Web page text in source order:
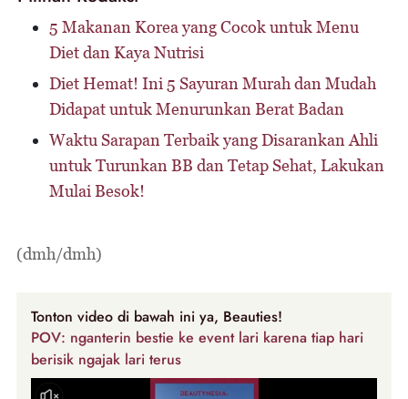
5 Makanan Korea yang Cocok untuk Menu
Diet dan Kaya Nutrisi
Diet Hemat! Ini 5 Sayuran Murah dan Mudah
Didapat untuk Menurunkan Berat Badan
Waktu Sarapan Terbaik yang Disarankan Ahli
untuk Turunkan BB dan Tetap Sehat, Lakukan
Mulai Besok!
(dmh/dmh)
Tonton video di bawah ini ya, Beauties!
POV: nganterin bestie ke event lari karena tiap hari
berisik ngajak lari terus